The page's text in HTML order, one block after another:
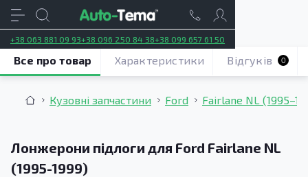
+38 063 881 09 93+38 096 250 84 38+38 099 657 61 50
Кузовні запчастини Ford Fairlane NL
Лонжерони підлоги для Ford Fairlane NL
(1995-1999)
Все про товар Характеристики Відгуків 0